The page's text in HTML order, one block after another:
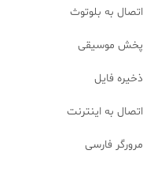
اتصال به بلوتوث
پخش موسیقی
ذخیره فایل
اتصال به اینترنت
مرورگر فارسی